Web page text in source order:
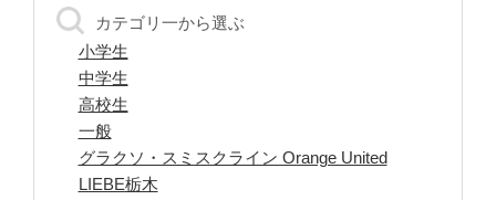
カテゴリ一から選ぶ
小学生
中学生
高校生
一般
グラクソ・スミスクライン Orange United
LIEBE栃木